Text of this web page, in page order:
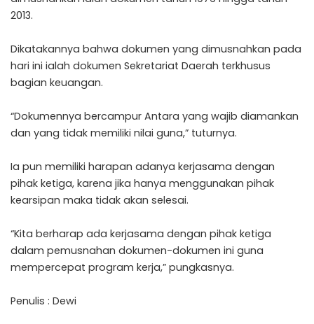
2013.
Dikatakannya bahwa dokumen yang dimusnahkan pada
hari ini ialah dokumen Sekretariat Daerah terkhusus
bagian keuangan.
“Dokumennya bercampur Antara yang wajib diamankan
dan yang tidak memiliki nilai guna,” tuturnya.
Ia pun memiliki harapan adanya kerjasama dengan
pihak ketiga, karena jika hanya menggunakan pihak
kearsipan maka tidak akan selesai.
“Kita berharap ada kerjasama dengan pihak ketiga
dalam pemusnahan dokumen-dokumen ini guna
mempercepat program kerja,” pungkasnya.
Penulis : Dewi